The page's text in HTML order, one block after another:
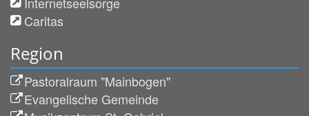
Caritas
Region
Pastoralraum "Mainbogen"
Evangelische Gemeinde